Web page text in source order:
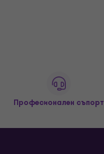
Професионален съпорт